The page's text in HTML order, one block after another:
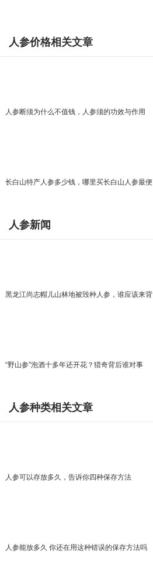
人参价格相关文章
人参断须为什么不值钱，人参须的功效与作用
长白山特产人参多少钱，哪里买长白山人参最便
人参新闻
黑龙江尚志帽儿山林地被毁种人参，谁应该来背
“野山参”泡酒十多年还开花？猎奇背后谁对事
人参种类相关文章
人参可以存放多久，告诉你四种保存方法
人参能放多久 你还在用这种错误的保存方法吗